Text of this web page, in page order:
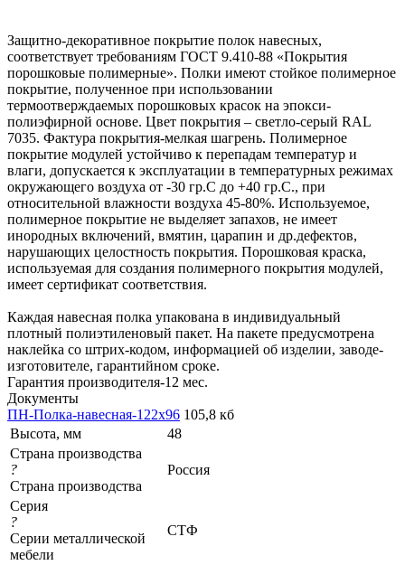
Защитно-декоративное покрытие полок навесных,
соответствует требованиям ГОСТ 9.410-88 «Покрытия
порошковые полимерные». Полки имеют стойкое полимерное
покрытие, полученное при использовании
термоотверждаемых порошковых красок на эпокси-
полиэфирной основе. Цвет покрытия – светло-серый RAL
7035. Фактура покрытия-мелкая шагрень. Полимерное
покрытие модулей устойчиво к перепадам температур и
влаги, допускается к эксплуатации в температурных режимах
окружающего воздуха от -30 гр.С до +40 гр.С., при
относительной влажности воздуха 45-80%. Используемое,
полимерное покрытие не выделяет запахов, не имеет
инородных включений, вмятин, царапин и др.дефектов,
нарушающих целостность покрытия. Порошковая краска,
используемая для создания полимерного покрытия модулей,
имеет сертификат соответствия.
Каждая навесная полка упакована в индивидуальный
плотный полиэтиленовый пакет. На пакете предусмотрена
наклейка со штрих-кодом, информацией об изделии, заводе-
изготовителе, гарантийном сроке.
Гарантия производителя-12 мес.
Документы
ПН-Полка-навесная-122x96 105,8 кб
Высота, мм
48
Страна производства
?
Страна производства
Россия
Серия
?
Серии металлической
мебели
СТФ